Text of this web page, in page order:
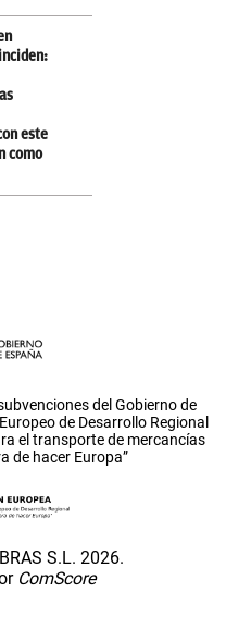
este
como
del Gobierno de
de Desarrollo Regional
el transporte de mercancías
de hacer Europa”
S.L. 2026.
ComScore